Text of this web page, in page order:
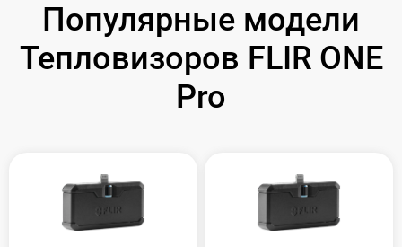
Популярные модели
Тепловизоров FLIR ONE
Pro